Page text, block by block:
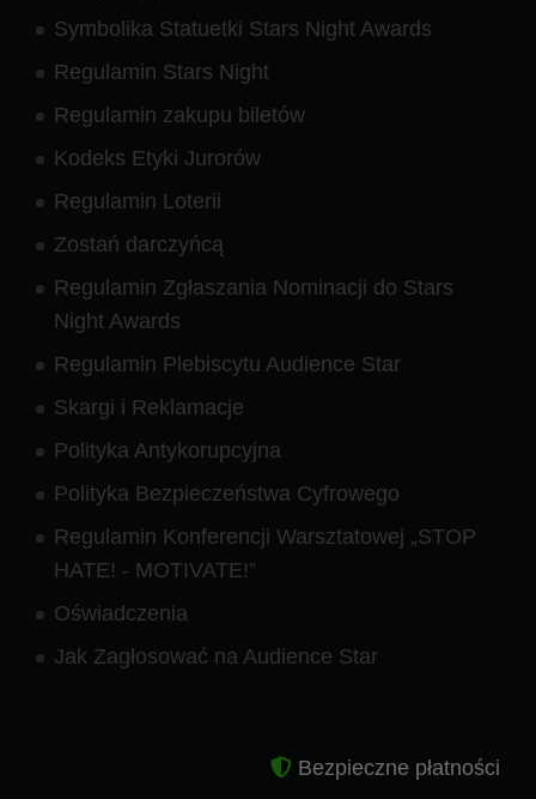
Symbolika Statuetki Stars Night Awards
Regulamin Stars Night
Regulamin zakupu biletów
Kodeks Etyki Jurorów
Regulamin Loterii
Zostań darczyńcą
Regulamin Zgłaszania Nominacji do Stars
Night Awards
Regulamin Plebiscytu Audience Star
Skargi i Reklamacje
Polityka Antykorupcyjna
Polityka Bezpieczeństwa Cyfrowego
Regulamin Konferencji Warsztatowej „STOP
HATE! - MOTIVATE!”
Oświadczenia
Jak Zagłosować na Audience Star
Bezpieczne płatności